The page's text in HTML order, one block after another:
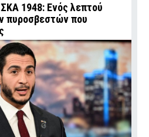
1948: Ενός λεπτού
πυροσβεστών που